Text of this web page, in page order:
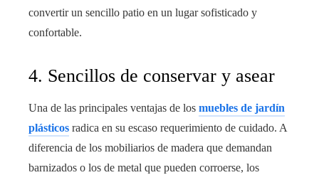
convertir un sencillo patio en un lugar sofisticado y
confortable.
4. Sencillos de conservar y asear
Una de las principales ventajas de los muebles de jardín
plásticos radica en su escaso requerimiento de cuidado. A
diferencia de los mobiliarios de madera que demandan
barnizados o los de metal que pueden corroerse, los